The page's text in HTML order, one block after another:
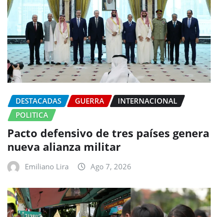
DESTACADAS GUERRA
INTERNACIONAL
POLITICA
Pacto defensivo de tres países genera
nueva alianza militar
Emiliano Lira Ago 7, 2026